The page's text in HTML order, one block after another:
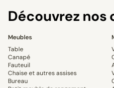
Découvrez nos
Meubles
Table
Canapé
Fauteuil
Chaise et autres assises
Bureau